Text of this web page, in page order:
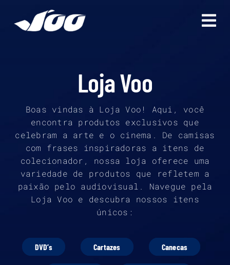
para
Loja Voo
Boas vindas à Loja Voo! Aqui, você
encontra produtos exclusivos que
celebram a arte e o cinema. De camisas
com frases inspiradoras a itens de
colecionador, nossa loja oferece uma
variedade de produtos que refletem a
paixão pelo audiovisual. Navegue pela
Loja Voo e descubra nossos itens
únicos:
DVD’s Cartazes Canecas